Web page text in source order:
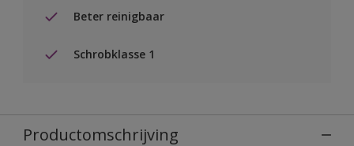
Beter reinigbaar
Schrobklasse 1
Productomschrijving